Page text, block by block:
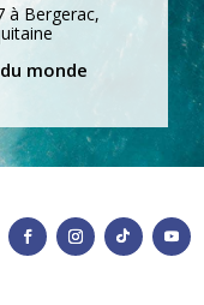
à Bergerac,
monde